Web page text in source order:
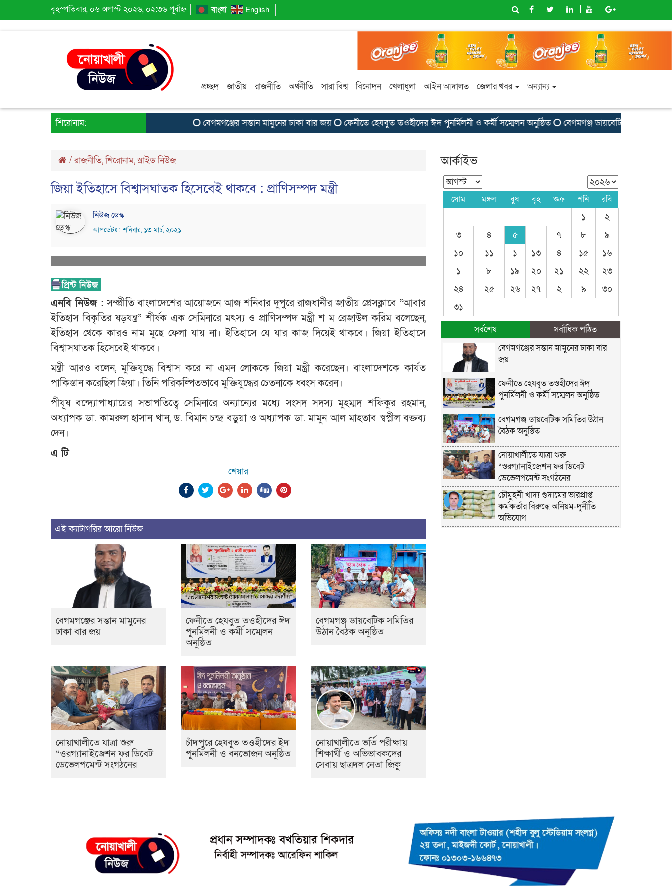
বৃহস্পতিবার, ০৬ অগাস্ট ২০২৬, ০২:৩৬ পূর্বাহ্ন বাংলা English
প্রচ্ছদ জাতীয় রাজনীতি অর্থনীতি সারা বিশ্ব বিনোদন খেলাধুলা আইন আদালত জেলার খবর অন্যান্য
শিরোনাম: বেগমগঞ্জের সন্তান মামুনের ঢাকা বার জয় ফেনীতে হেযবুত তওহীদের ঈদ পুনর্মিলনী ও কর্মী সম্মেলন অনুষ্ঠিত বেগমগঞ্জ ডায়বেটিক সমিতির উঠান
/রাজনীতি,শিরোনাম,স্লাইড নিউজ
জিয়া ইতিহাসে বিশ্বাসঘাতক হিসেবেই থাকবে : প্রাণিসম্পদ মন্ত্রী
নিউজ ডেস্ক
আপডেটঃ : শনিবার, ১৩ মার্চ, ২০২১
এনবি নিউজ : সম্প্রীতি বাংলাদেশের আয়োজনে আজ শনিবার দুপুরে রাজধানীর জাতীয় প্রেসক্লাবে “আবার
ইতিহাস বিকৃতির ষড়যন্ত্র” শীর্ষক এক সেমিনারে মৎস্য ও প্রাণিসম্পদ মন্ত্রী শ ম রেজাউল করিম বলেছেন,
ইতিহাস থেকে কারও নাম মুছে ফেলা যায় না। ইতিহাসে যে যার কাজ দিয়েই থাকবে। জিয়া ইতিহাসে
বিশ্বাসঘাতক হিসেবেই থাকবে।
মন্ত্রী আরও বলেন, মুক্তিযুদ্ধে বিশ্বাস করে না এমন লোককে জিয়া মন্ত্রী করেছেন। বাংলাদেশকে কার্যত
পাকিস্তান করেছিল জিয়া। তিনি পরিকল্পিতভাবে মুক্তিযুদ্ধের চেতনাকে ধ্বংস করেন।
পীযূষ বন্দ্যোপাধ্যায়ের সভাপতিত্বে সেমিনারে অন্যান্যের মধ্যে সংসদ সদস্য মুহম্মদ শফিকুর রহমান,
অধ্যাপক ডা. কামরুল হাসান খান, ড. বিমান চন্দ্র বড়ুয়া ও অধ্যাপক ডা. মামুন আল মাহতাব স্বপ্নীল বক্তব্য
দেন।
এ টি
শেয়ার
এই ক্যাটাগরির আরো নিউজ
বেগমগঞ্জের সন্তান মামুনের
ঢাকা বার জয়
ফেনীতে হেযবুত তওহীদের ঈদ
পুনর্মিলনী ও কর্মী সম্মেলন
অনুষ্ঠিত
বেগমগঞ্জ ডায়বেটিক সমিতির
উঠান বৈঠক অনুষ্ঠিত
নোয়াখালীতে যাত্রা শুরু
“ওরগ্যানাইজেশন ফর ডিবেট
ডেভেলপমেন্ট সংগঠনের
চাঁদপুরে হেযবুত তওহীদের ইদ
পুনর্মিলনী ও বনভোজন অনুষ্ঠিত
নোয়াখালীতে ভর্তি পরীক্ষায়
শিক্ষার্থী ও অভিভাবকদের
সেবায় ছাত্রদল নেতা জিকু
আর্কাইভ
সোম মঙ্গল বুধ বৃহ শুক্র শনি রবি
১
২
৩
৪ ৫ ৭ ৮
৯
১০
১১ ১ ১৩ ৪ ১৫
১৬
১
৮ ১৯ ২০ ২১ ২২
২৩
২৪
২৫ ২৬ ২৭ ২ ৯
৩০
৩১
সর্বশেষ
সর্বাধিক পঠিত
বেগমগঞ্জের সন্তান মামুনের ঢাকা বার
জয়
ফেনীতে হেযবুত তওহীদের ঈদ
পুনর্মিলনী ও কর্মী সম্মেলন অনুষ্ঠিত
বেগমগঞ্জ ডায়বেটিক সমিতির উঠান
বৈঠক অনুষ্ঠিত
নোয়াখালীতে যাত্রা শুরু
“ওরগ্যানাইজেশন ফর ডিবেট
ডেভেলপমেন্ট সংগঠনের
চৌমুহনী খাদ্য গুদামের ভারপ্রাপ্ত
কর্মকর্তার বিরুদ্ধে অনিয়ম-দুর্নীতি
অভিযোগ